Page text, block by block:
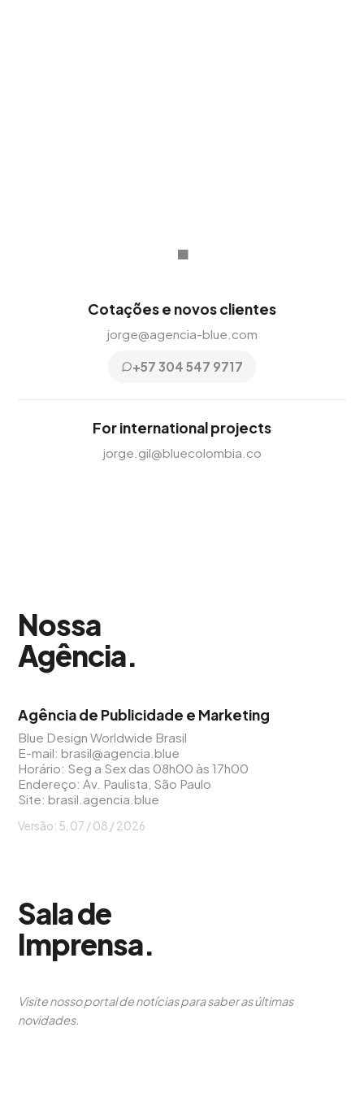
.
Cotações e novos clientes
jorge@agencia-blue.com
+57 304 547 9717
For international projects
jorge.gil@bluecolombia.co
Nossa
Agência.
Agência de Publicidade e Marketing
Blue Design Worldwide Brasil
E-mail:brasil@agencia.blue
Horário: Seg a Sex das 08h00 às 17h00
Endereço: Av. Paulista, São Paulo
Site:brasil.agencia.blue
Versão: 5, 07 / 08 / 2026
Sala de
Imprensa.
Visite nosso portal de notícias para saber as últimas
novidades.